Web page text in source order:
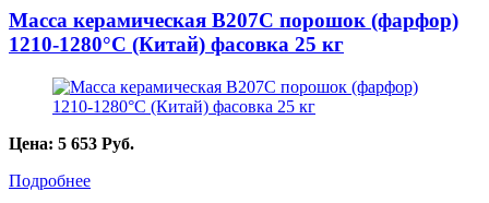
Масса керамическая B207C порошок (фарфор)
1210-1280°С (Китай) фасовка 25 кг
Цена: 5 653 Руб.
Подробнее